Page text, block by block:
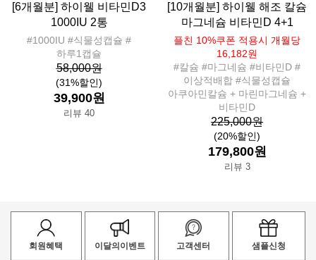
[6개월분] 하이웰 비타민D3
1000IU 2통
#1000IU #식물성캡슐 #
하루1캡슐
58,000원
(31%할인)
39,900원
리뷰 40
[10개월분] 하이웰 해조 칼슘
마그네슘 비타민D 4+1
플친 10%쿠폰 적용시 개월당
16,182원
#칼슘 #마그네슘 #비타민D #
이상적배합 #식물성캡슐
아쿠아민칼슘 + 마린마그네슘 +
비타민D
225,000원
(20%할인)
179,800원
리뷰 3
회원혜택 이달의이벤트 고객센터 샘플신청